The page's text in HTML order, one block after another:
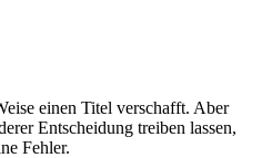
einen Titel verschafft. Aber
Entscheidung treiben lassen,
Fehler.